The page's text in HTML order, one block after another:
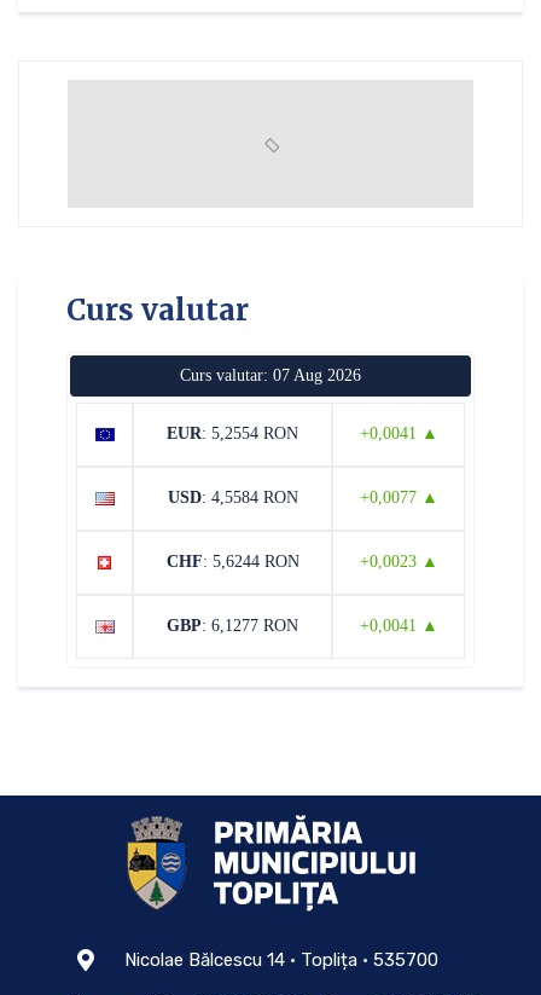
Curs valutar
Curs valutar: 07 Aug 2026
EUR: 5,2554 RON +0,0041 ▲
USD: 4,5584 RON +0,0077 ▲
CHF: 5,6244 RON +0,0023 ▲
GBP: 6,1277 RON +0,0041 ▲
Nicolae Bălcescu 14 • Toplița • 535700